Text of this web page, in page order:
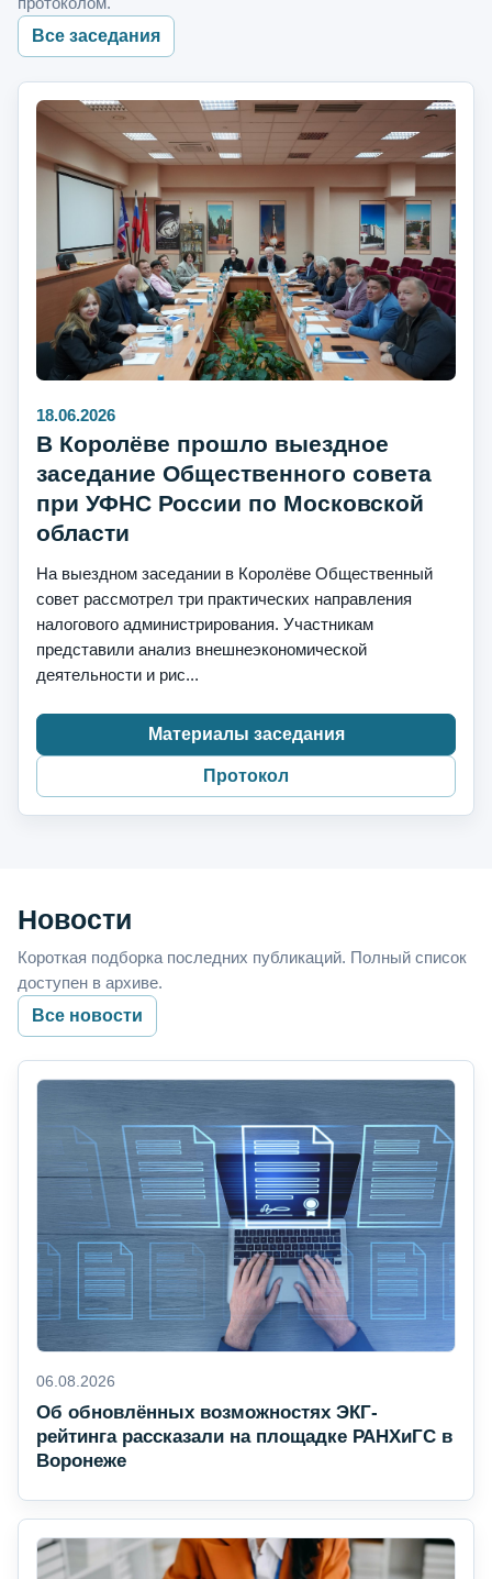
Все заседания
18.06.2026
В Королёве прошло выездное
заседание Общественного совета
при УФНС России по Московской
области
На выездном заседании в Королёве Общественный
совет рассмотрел три практических направления
налогового администрирования. Участникам
представили анализ внешнеэкономической
деятельности и рис...
Материалы заседания
Протокол
Новости
Короткая подборка последних публикаций. Полный список
доступен в архиве.
Все новости
06.08.2026
Об обновлённых возможностях ЭКГ-
рейтинга рассказали на площадке РАНХиГС в
Воронеже